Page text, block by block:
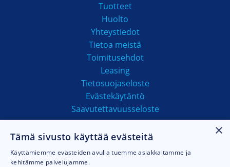
Tuotteet
Huolto
Yhteystiedot
Tietoa meistä
Toimitusehdot
Leasing
Tietosuojaseloste
Evästekäytäntö
Saavutettavuusseloste
MAKSUTAVAT
×
Tämä sivusto käyttää evästeitä
Käyttämiemme evästeiden avulla tuemme asiakkaitamme ja
kehitämme palvelujamme.